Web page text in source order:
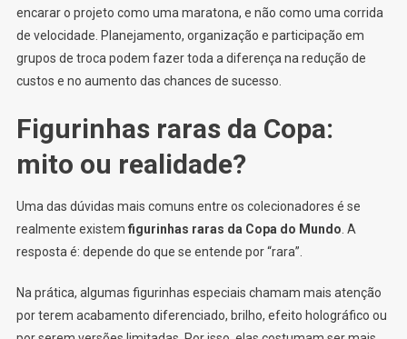
encarar o projeto como uma maratona, e não como uma corrida
de velocidade. Planejamento, organização e participação em
grupos de troca podem fazer toda a diferença na redução de
custos e no aumento das chances de sucesso.
Figurinhas raras da Copa:
mito ou realidade?
Uma das dúvidas mais comuns entre os colecionadores é se
realmente existem figurinhas raras da Copa do Mundo . A
resposta é: depende do que se entende por “rara”.
Na prática, algumas figurinhas especiais chamam mais atenção
por terem acabamento diferenciado, brilho, efeito holográfico ou